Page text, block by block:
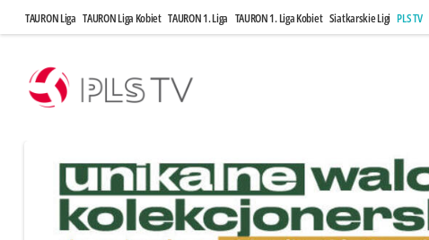
TAURON Liga TAURON Liga Kobiet TAURON 1. Liga TAURON 1. Liga Kobiet Siatkarskie Ligi PLS TV